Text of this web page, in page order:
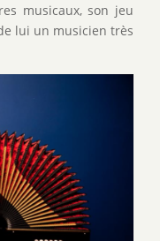
musicaux, son jeu
lui un musicien très